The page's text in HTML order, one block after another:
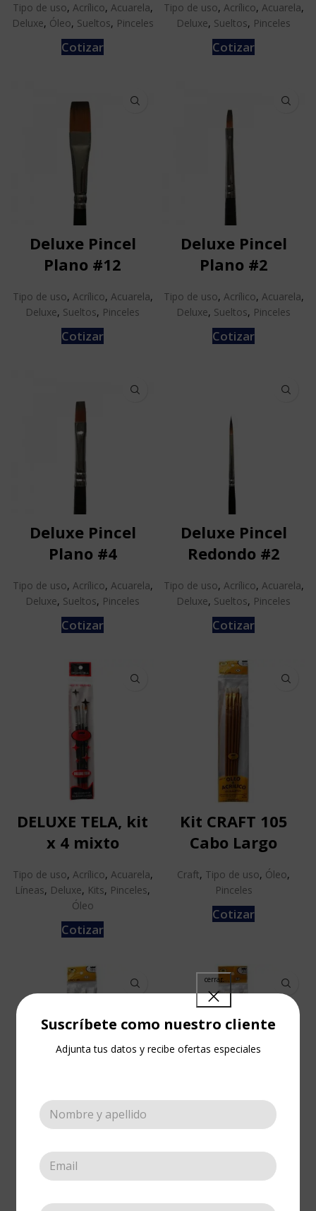
Suscríbete como nuestro cliente
Adjunta tus datos y recibe ofertas especiales
Tipo de uso, Acrílico, Acuarela,
Deluxe, Óleo, Sueltos, Pinceles
Cotizar
Tipo de uso, Acrílico, Acuarela,
Deluxe, Sueltos, Pinceles
Cotizar
Deluxe Pincel
Plano #12
Tipo de uso, Acrílico, Acuarela,
Deluxe, Sueltos, Pinceles
Cotizar
Deluxe Pincel
Plano #2
Tipo de uso, Acrílico, Acuarela,
Deluxe, Sueltos, Pinceles
Cotizar
Deluxe Pincel
Plano #4
Tipo de uso, Acrílico, Acuarela,
Deluxe, Sueltos, Pinceles
Cotizar
Deluxe Pincel
Redondo #2
Tipo de uso, Acrílico, Acuarela,
Deluxe, Sueltos, Pinceles
Cotizar
DELUXE TELA, kit
x 4 mixto
Tipo de uso, Acrílico, Acuarela,
Líneas, Deluxe, Kits, Pinceles,
Óleo
Cotizar
Kit CRAFT 105
Cabo Largo
Craft, Tipo de uso, Óleo,
Pinceles
Cotizar
Kit CRAFT 305
Cabo Largo
Craft,Tipo de uso,Óleo,
Kit CRAFT 5 Cabo
Largo
Craft,Tipo de uso,Óleo